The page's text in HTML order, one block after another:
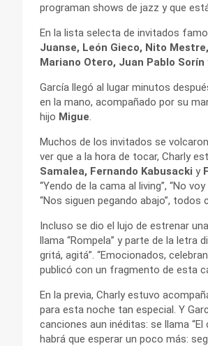
programan shows de jazz y que
En la lista selecta de invitados
Juanse, León Gieco, Nito
Mariano Otero, Juan Pablo Sorín
García llegó al lugar minutos
en la mano, acompañado por su
hijo Migue.
Muchos de los invitados se
ver que a la hora de tocar, Charly
Samalea, Fernando Kabusacki y
“Yendo de la cama al living”, “No
“Nos siguen pegando abajo”,
Incluso se dio el lujo de estrenar
llama “Rompela” y parte de la letra
gritá, agitá”. “Emocionados,
publicó con un fragmento de esta
En la previa, Charly estuvo
para esta noche tan especial. Y
canciones aun inéditas: se llama
habrá que esperar un poco más: